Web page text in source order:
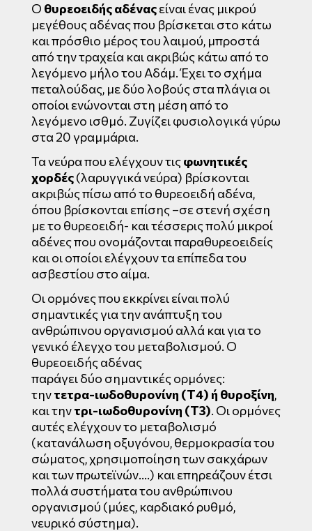
Ο θυρεοειδής αδέναςείναι ένας μικρού
μεγέθους αδένας που βρίσκεται στο κάτω
και πρόσθιο μέρος του λαιμού, μπροστά
από την τραχεία και ακριβώς κάτω από το
λεγόμενο μήλο του Αδάμ. Έχει το σχήμα
πεταλούδας, με δύο λοβούς στα πλάγια οι
οποίοι ενώνονται στη μέση από το
λεγόμενο ισθμό. Ζυγίζει φυσιολογικά γύρω
στα 20 γραμμάρια.
Τα νεύρα που ελέγχουν τιςφωνητικές
χορδές(λαρυγγικά νεύρα) βρίσκονται
ακριβώς πίσω από το θυρεοειδή αδένα,
όπου βρίσκονται επίσης –σε στενή σχέση
με το θυρεοειδή- και τέσσερις πολύ μικροί
αδένες που ονομάζονται παραθυρεοειδείς
και οι οποίοι ελέγχουν τα επίπεδα του
ασβεστίου στο αίμα.
Οι ορμόνες που εκκρίνει είναι πολύ
σημαντικές για την ανάπτυξη του
ανθρώπινου οργανισμού αλλά και για το
γενικό έλεγχο του μεταβολισμού. Ο
θυρεοειδής αδένας
παράγει δύο σημαντικές ορμόνες:
τηντετρα-ιωδοθυρονίνη (Τ4) ή θυροξίνη,
και τηντρι-ιωδοθυρονίνη (Τ3). Οι ορμόνες
αυτές ελέγχουν το μεταβολισμό
(κατανάλωση οξυγόνου, θερμοκρασία του
σώματος, χρησιμοποίηση των σακχάρων
και των πρωτεϊνών….) και επηρεάζουν έτσι
πολλά συστήματα του ανθρώπινου
οργανισμού (μύες, καρδιακό ρυθμό,
νευρικό σύστημα).